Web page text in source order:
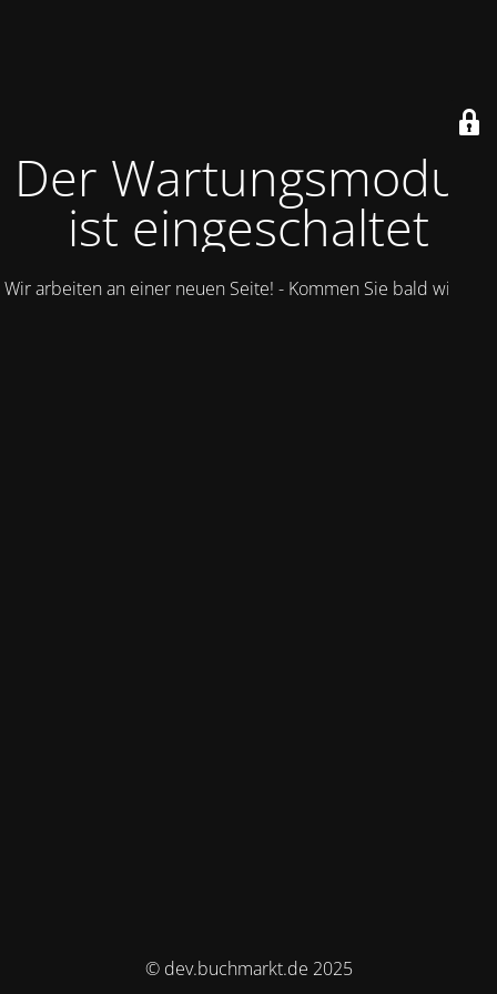
Der Wartungsmodus
ist eingeschaltet
Wir arbeiten an einer neuen Seite! - Kommen Sie bald wieder.
© dev.buchmarkt.de 2025